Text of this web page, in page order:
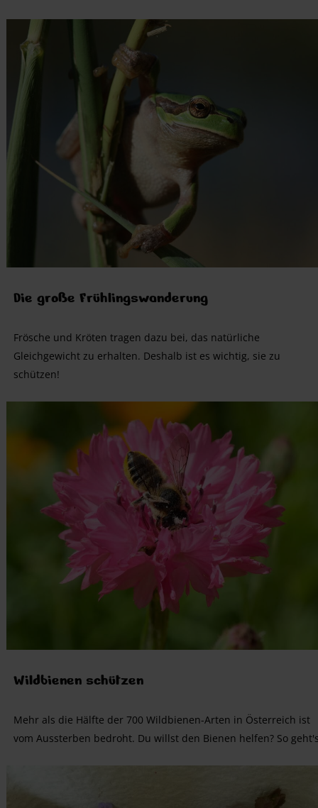
Die große Frühlingswanderung
Frösche und Kröten tragen dazu bei, das natürliche
Gleichgewicht zu erhalten. Deshalb ist es wichtig, sie zu
schützen!
Wildbienen schützen
Mehr als die Hälfte der 700 Wildbienen-Arten in Österreich ist
vom Aussterben bedroht. Du willst den Bienen helfen? So